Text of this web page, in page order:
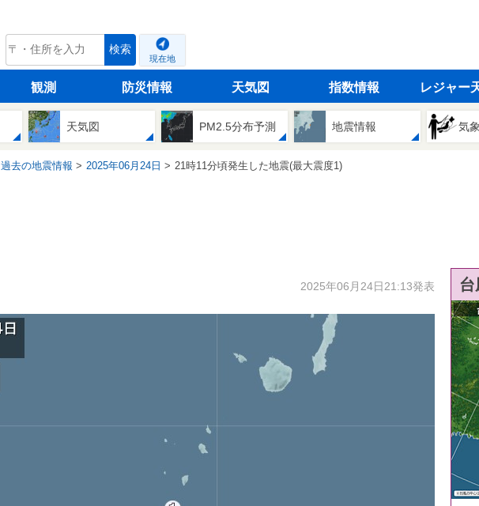
tenki.jp 検索
現在地
観測 防災情報 天気図 指数情報 レジャー
天気図 PM2.5分布予測 地震情報 気
過去の地震情報 2025年06月24日 21時11分頃発生した地震(最大震度1)
2025年06月24日21:13発表